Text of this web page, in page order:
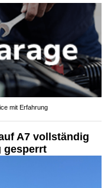
mit Erfahrung
A7 vollständig
gesperrt